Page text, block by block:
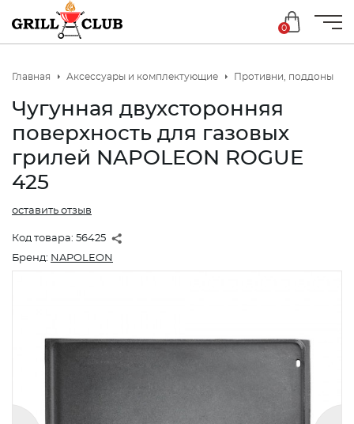
0
Главная Аксессуары и комплектующие Противни, поддоны
Чугунная двухсторонняя
поверхность для газовых
грилей NAPOLEON ROGUE
425
Код товара: 56425
оставить отзыв
Бренд: NAPOLEON